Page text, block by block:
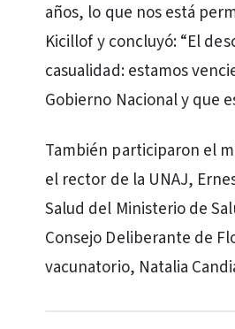
años, lo que nos está
Kicillof y concluyó: “El
casualidad: estamos
Gobierno Nacional y que
También participaron el
el rector de la UNAJ,
Salud del Ministerio de
Consejo Deliberante de
vacunatorio, Natalia